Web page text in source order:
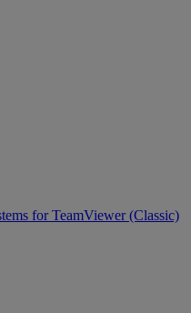
for TeamViewer (Classic)